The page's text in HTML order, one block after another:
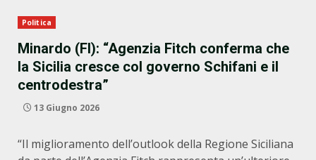
Politica
Minardo (FI): “Agenzia Fitch conferma che
la Sicilia cresce col governo Schifani e il
centrodestra”
13 Giugno 2026
“Il miglioramento dell’outlook della Regione Siciliana